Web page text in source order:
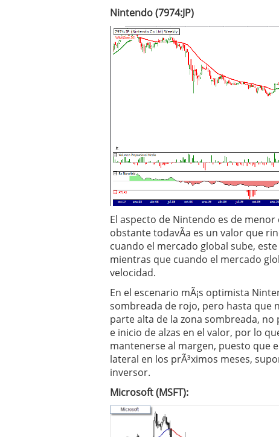
Nintendo (7974:JP)
El aspecto de Nintendo es de
obstante todavÃ­a es un valor que
cuando el mercado global sube,
mientras que cuando el mercado
velocidad.
En el escenario mÃ¡s optimista
sombreada de rojo, pero hasta que
parte alta de la zona sombreada,
e inicio de alzas en el valor, por lo
mantenerse al margen, puesto que
lateral en los prÃ³ximos meses,
inversor.
Microsoft (MSFT):